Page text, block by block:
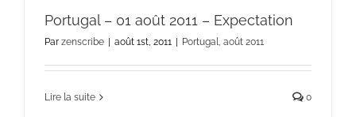
Portugal – 01 août 2011 – Expectation
Par zenscribe | août 1st, 2011 | Portugal, août 2011
Lire la suite 0